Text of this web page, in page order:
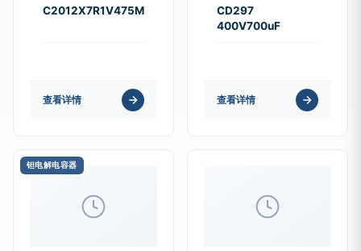
C2012X7R1V475M125AC
查看详情
CD297
400V700uF
查看详情
钽电解电容器